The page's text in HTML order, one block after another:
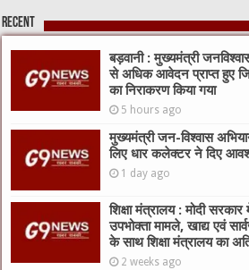
Recent
बड़वानी : मुख्यमंत्री
से अधिक आवेदन प्राप्त हुए
का निराकरण किया गया
5 hours ago
मुख्यमंत्री जन-विश्वास
लिए धार कलेक्टर ने दिए
1 day ago
शिक्षा मंत्रालय : मोदी सरकार
उपभोक्ता मामले, खाद्य एवं
के साथ शिक्षा मंत्रालय का
2 weeks ago